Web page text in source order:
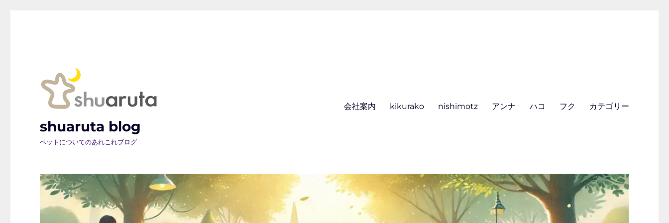
shuaruta blog
ペットについてのあれこれブログ
会社案内 kikurako nishimotz アンナ ハコ フク カテゴリー